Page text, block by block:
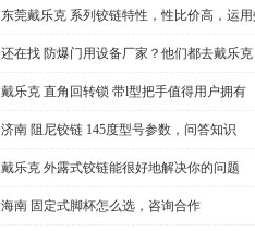
东莞戴乐克 系列铰链特性，性比价高，运
还在找 防爆门用设备厂家？他们都去戴乐克
戴乐克 直角回转锁 带l型把手值得用户拥有
济南 阻尼铰链 145度型号参数，问答知识
戴乐克 外露式铰链能很好地解决你的问题
海南 固定式脚杯怎么选，咨询合作